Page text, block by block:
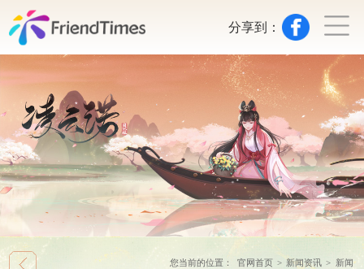
分享到：
您当前的位置： 官网首页 > 新闻资讯 > 新闻